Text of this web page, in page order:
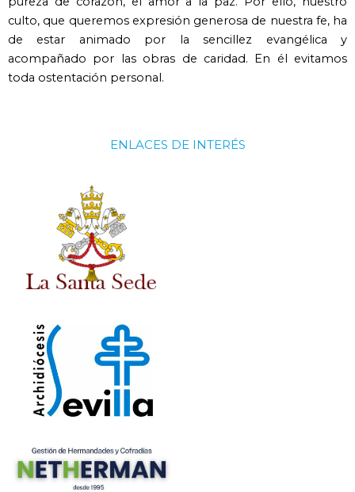
culto, que queremos expresión generosa de nuestra fe, ha
de estar animado por la sencillez evangélica y
acompañado por las obras de caridad. En él evitamos
toda ostentación personal.
ENLACES DE INTERÉS